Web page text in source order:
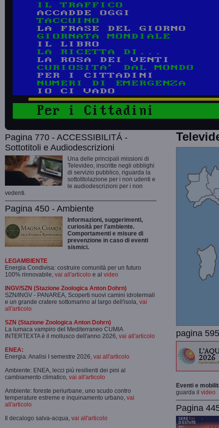
Pagina 770 - ACCESSIBILITÁ -
Sottotitoli e Audiodescrizioni
Una delle principali missioni di
Televideo, inscritte negli obblighi
di servizio pubblico, riguarda la
sottotitolazione per i non udenti e
le audiodescrizioni per i non
vedenti.
Pagina 450 - Ambiente
Informazioni, suggerimenti,
curiosità per l'ambiente.
Comportamenti e misure di
prevenzione in caso di eventi
sismici.
LEGAMBIENTE
Energia Condivisa: costruire comunità per un futuro
100% rinnovabile, vai all'articolo e al video
INGV/SZN (Stazione Zoologica Anton Dohrn)
SZN/INGV - PANAREA, Scoperti nuovi camini idrotermali
e un grande cratere sottomarino al largo dell'isola, vai
all'articolo
SZN (Stazione Zoologica Anton Dohrn)
La lumaca vampiro del Mediterraneo CUMIA
INTERTEXTA è il mollusco dell'anno 2026, vai all'articolo
ENEA:
Energia: Analisi I semestre 2026, vai all'articolo
Ambiente: ENEA, lecci più resilienti dei pini al
cambiamento climatico, vai all'articolo
Ambiente: foreste periurbane, uno scudo contro
temperature estreme e inquinamento urbano, vai
all'articolo
Il decalogo salva-acqua, vai all'articolo
pagina
Eventi e
guarda il video
Pagina